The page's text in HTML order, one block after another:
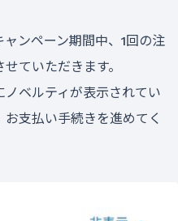
ンペーン期間中、1回の注
ていただきます。
ベルティが表示されてい
支払い手続きを進めてく